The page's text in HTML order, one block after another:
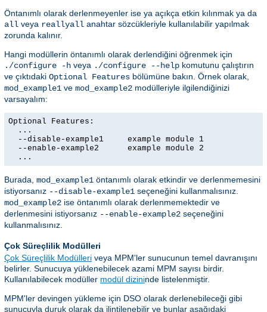
Öntanımlı olarak derlenmeyenler ise ya açıkça etkin kılınmak ya da
all veya reallyall anahtar sözcükleriyle kullanılabilir yapılmak
zorunda kalınır.
Hangi modüllerin öntanımlı olarak derlendiğini öğrenmek için
./configure -h veya ./configure --help komutunu çalıştırın
ve çıktıdaki Optional Features bölümüne bakın. Örnek olarak,
mod_example1 ve mod_example2 modülleriyle ilgilendiğinizi
varsayalım:
Optional Features:
  ...
  --disable-example1     example module 1
  --enable-example2      example module 2
  ...
Burada, mod_example1 öntanımlı olarak etkindir ve derlenmemesini
istiyorsanız --disable-example1 seçeneğini kullanmalısınız.
mod_example2 ise öntanımlı olarak derlenmemektedir ve
derlenmesini istiyorsanız --enable-example2 seçeneğini
kullanmalısınız.
Çok Süreçlilik Modülleri
Çok Süreçlilik Modülleri veya MPM'ler sunucunun temel davranışını
belirler. Sunucuya yüklenebilecek azami MPM sayısı birdir.
Kullanılabilecek modüller modül dizininde listelenmiştir.
MPM'ler devingen yükleme için DSO olarak derlenebileceği gibi
sunucuyla duruk olarak da ilintilenebilir ve bunlar aşağıdaki